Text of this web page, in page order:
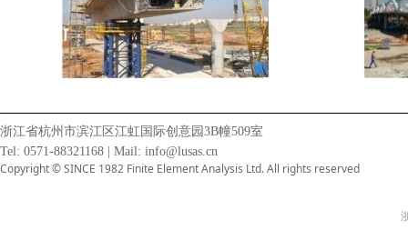
浙江省杭州市滨江区江虹国际创意园3B幢509室
Tel: 0571-88321168 | Mail: info@lusas.cn
Copyright © SINCE 1982 Finite Element Analysis Ltd. All rights reserved